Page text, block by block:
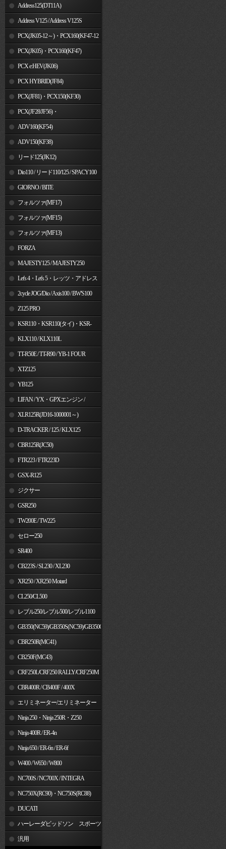
Address125(DT11A)
Address V125 / Address V125S
PCX(JK05-12～)・PCX160(KF47-12
～) PCX(JK05)・PCX160(KF47)
PCX e:HEV(JK06)
PCX HYBRID(JF84)
PCX(JF81)・PCX150(KF30)
PCX(JF28/JF56)・
PCX150(KF12/KF18)
ADV160(KF54)
ADV150(KF38)
リード125(JK12)
Dio110 / リード110/125 / SPACY100
GIORNO / BITE
フォルツァ(MF17)
フォルツァ(MF15)
フォルツァ(MF13)
FORZA
MAJESTY125 / MAJESTY250
Let's 4・Let's 5・レッツ・アドレス
V50 2cycle JOG/Dio / Axis100 / BW'S100
Z125 PRO
KSR110・KSR110(タイ)・KSR-
I/II・KSR PRO
KLX110 / KLX110L
TT-R50E / TT-R90 / YB-1 FOUR
XTZ125
YB125
LIFAN / YX・GPXエンジン /
JinchengXLR125R(JD16-1000001～)
D-TRACKER / 125 / KLX125
CBR125R(JC50)
FTR223 / FTR223D
GSX-R125
ジクサー
GSR250
TW200E / TW225
セロー250
SR400
CB223S / SL230 / XL230
XR250 / XR250 Motard
CL250/CL500
レブル250/レブル500/レブル1100
GB350(NC59)/GB350S(NC59)/GB350C(NC64)
CBR250R(MC41)
CB250F(MC43)
CRF250L/CRF250 RALLY/CRF250M
CBR400R / CB400F / 400X
エリミネーター/エリミネーター
SE Ninja 250・Ninja 250R・Z250
Ninja 400R / ER-4n
Ninja 650 / ER-6n / ER-6f
W400 / W650 / W800
NC700S / NC700X / INTEGRA
NC750X(RC90)・NC750S(RC88)
DUCATI
ハーレーダビッドソン スポーツ
スター汎用